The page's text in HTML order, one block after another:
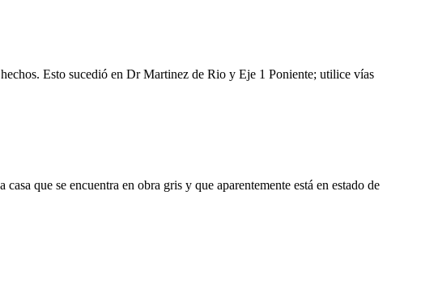
Esto sucedió en Dr Martinez de Rio y Eje 1 Poniente; utilice vías
que se encuentra en obra gris y que aparentemente está en estado de